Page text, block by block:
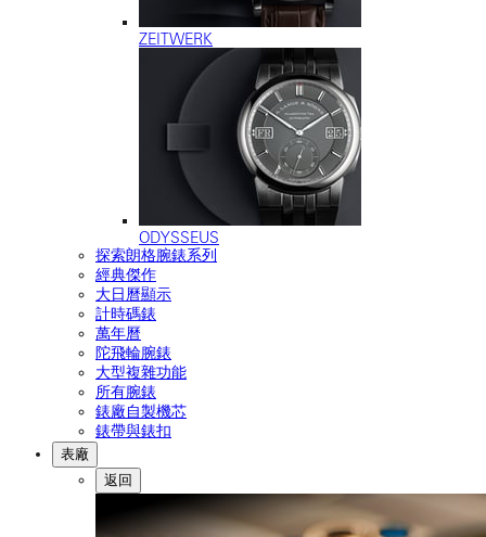
ZEITWERK
ODYSSEUS
探索朗格腕錶系列
經典傑作
大日曆顯示
計時碼錶
萬年曆
陀飛輪腕錶
大型複雜功能
所有腕錶
錶廠自製機芯
錶帶與錶扣
表廠
返回